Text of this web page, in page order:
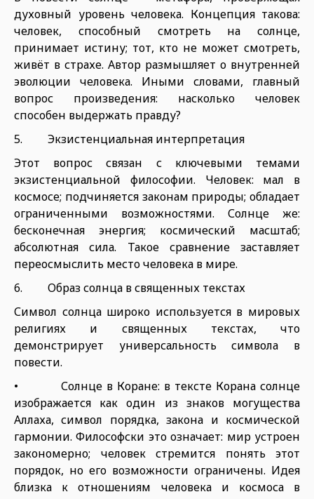
духовный уровень человека. Концепция такова:
человек, способный смотреть на солнце,
принимает истину; тот, кто не может смотреть,
живёт в страхе. Автор размышляет о внутренней
эволюции человека. Иными словами, главный
вопрос произведения: насколько человек
способен выдержать правду?
5. Экзистенциальная интерпретация
Этот вопрос связан с ключевыми темами
экзистенциальной философии. Человек: мал в
космосе; подчиняется законам природы; обладает
ограниченными возможностями. Солнце же:
бесконечная энергия; космический масштаб;
абсолютная сила. Такое сравнение заставляет
переосмыслить место человека в мире.
6. Образ солнца в священных текстах
Символ солнца широко используется в мировых
религиях и священных текстах, что
демонстрирует универсальность символа в
повести.
• Солнце в Коране: в тексте Корана солнце
изображается как один из знаков могущества
Аллаха, символ порядка, закона и космической
гармонии. Философски это означает: мир устроен
закономерно; человек стремится понять этот
порядок, но его возможности ограничены. Идея
близка к отношениям человека и космоса в